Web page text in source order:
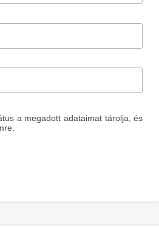
a megadott adataimat tárolja, és